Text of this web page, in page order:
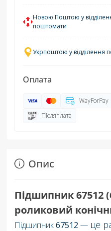
Новою Поштою у
поштомати
Укрпоштою у відділення
Оплата
WayForPay
Післяплата
Опис
Підшипник 67512
роликовий
Підшипник67512 — це